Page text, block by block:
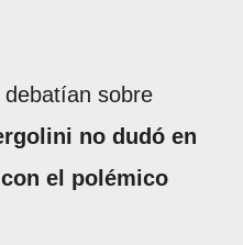
sobre
no dudó en
el polémico